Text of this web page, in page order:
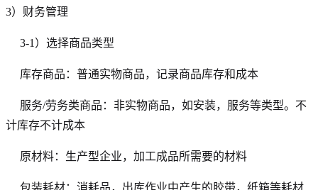
3）财务管理
3-1）选择商品类型
库存商品：普通实物商品，记录商品库存和成本
服务/劳务类商品：非实物商品，如安装，服务等类型。不
计库存不计成本
原材料：生产型企业，加工成品所需要的材料
包装耗材：消耗品，出库作业中产生的胶带，纸箱等耗材